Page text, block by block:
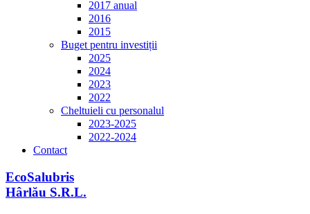
2017 anual
2016
2015
Buget pentru investiții
2025
2024
2023
2022
Cheltuieli cu personalul
2023-2025
2022-2024
Contact
EcoSalubris
Hârlău S.R.L.